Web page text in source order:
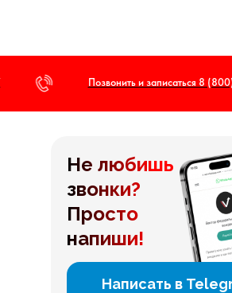
Позвонить и записаться 8 (800)
Написать в
Не любишь
звонки?
Просто
напиши!